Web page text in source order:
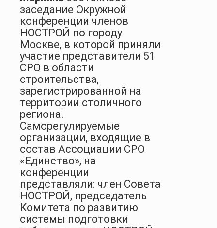
заседание Окружной
конференции членов
НОСТРОЙ по городу
Москве, в которой приняли
участие представители 51
СРО в области
строительства,
зарегистрированной на
территории столичного
региона.
Саморегулируемые
организации, входящие в
состав Ассоциации СРО
«Единство», на
конференции
представляли: член Совета
НОСТРОЙ, председатель
Комитета по развитию
системы подготовки